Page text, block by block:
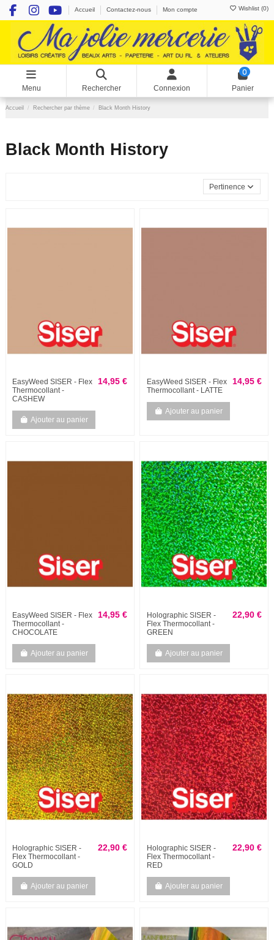
Accueil Contactez-nous Mon compte Wishlist (0)
Menu Rechercher Connexion
0
Panier
Accueil Rechercher par thème Black Month History
Black Month History
Pertinence
EasyWeed SISER - Flex
Thermocollant -
CASHEW
14,95 €
Ajouter au panier
EasyWeed SISER - Flex
Thermocollant - LATTE
14,95 €
Ajouter au panier
EasyWeed SISER - Flex
Thermocollant -
CHOCOLATE
14,95 €
Ajouter au panier
Holographic SISER -
Flex Thermocollant -
GREEN
22,90 €
Ajouter au panier
Holographic SISER -
Flex Thermocollant -
GOLD
22,90 €
Ajouter au panier
Holographic SISER -
Flex Thermocollant -
RED
22,90 €
Ajouter au panier